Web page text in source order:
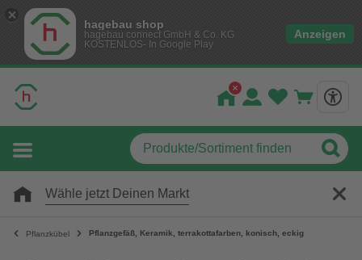
hagebau shop
hagebau connect GmbH & Co. KG
KOSTENLOS- In Google Play
Anzeigen
Wähle jetzt Deinen Markt
Pflanzkübel Pflanzgefäß, Keramik, terrakottafarben, konisch, eckig